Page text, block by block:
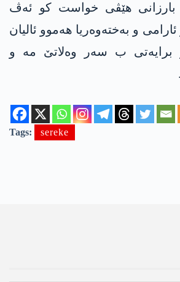
ھێڤی خواست کو ئەڤ
و بەختەوەریا ھەموو ئالیان
ب سەر وەلاتێ مە و
Tags: sereke